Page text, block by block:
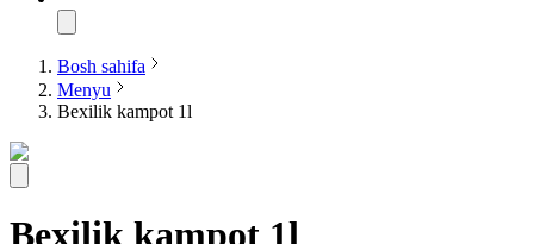
Bosh sahifa
Menyu
Bexilik kampot 1l
Bexilik kampot 1l